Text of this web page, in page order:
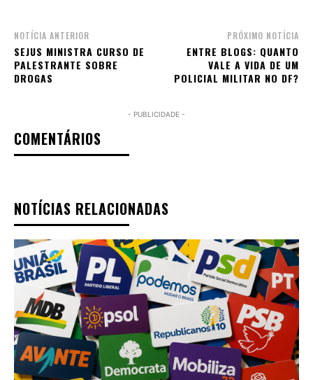
NOTÍCIA ANTERIOR
SEJUS MINISTRA CURSO DE
PALESTRANTE SOBRE
DROGAS
PRÓXIMO NOTÍCIA
ENTRE BLOGS: QUANTO
VALE A VIDA DE UM
POLICIAL MILITAR NO DF?
- PUBLICIDADE -
COMENTÁRIOS
NOTÍCIAS RELACIONADAS